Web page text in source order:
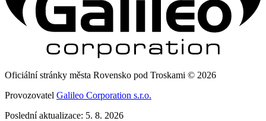
Oficiální stránky města Rovensko pod Troskami © 2026
Provozovatel Galileo Corporation s.r.o.
Poslední aktualizace: 5. 8. 2026